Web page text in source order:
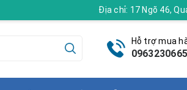
Địa chỉ: 17 Ngõ 46,
Hỗ trợ mua
0963230665